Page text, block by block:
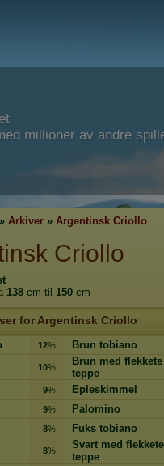
millioner av andre
Arkiver » Argentinsk Criollo
Criollo
138 cm til 150 cm
for Argentinsk Criollo
12%
Brun tobiano
10%
Brun med flekkete
teppe
9%
Epleskimmel
9%
Palomino
8%
Fuks tobiano
8%
Svart med flekkete
teppe